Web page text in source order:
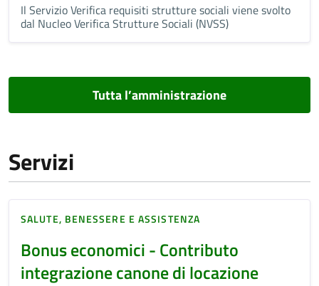
Il Servizio Verifica requisiti strutture sociali viene svolto
dal Nucleo Verifica Strutture Sociali (NVSS)
Tutta l’amministrazione
Servizi
SALUTE, BENESSERE E ASSISTENZA
Bonus economici - Contributo
integrazione canone di locazione